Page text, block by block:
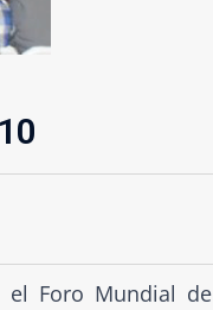
el Foro Mundial de